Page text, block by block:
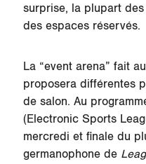
surprise, la plupart des
des espaces réservés.
La “event arena” fait
proposera différentes
de salon. Au
(Electronic Sports
mercredi et finale du
germanophone de